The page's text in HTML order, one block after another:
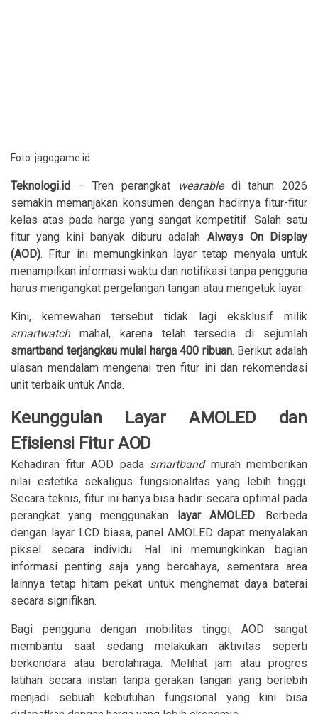
Foto: jagogame.id
Teknologi.id – Tren perangkat wearabledi tahun 2026
semakin memanjakan konsumen dengan hadirnya fitur-fitur
kelas atas pada harga yang sangat kompetitif. Salah satu
fitur yang kini banyak diburu adalah Always On Display
(AOD). Fitur ini memungkinkan layar tetap menyala untuk
menampilkan informasi waktu dan notifikasi tanpa pengguna
harus mengangkat pergelangan tangan atau mengetuk layar.
Kini, kemewahan tersebut tidak lagi eksklusif milik
smartwatchmahal, karena telah tersedia di sejumlah
smartband terjangkau mulai harga 400 ribuan. Berikut adalah
ulasan mendalam mengenai tren fitur ini dan rekomendasi
unit terbaik untuk Anda.
Keunggulan Layar AMOLED dan
Efisiensi Fitur AOD
Kehadiran fitur AOD pada smartbandmurah memberikan
nilai estetika sekaligus fungsionalitas yang lebih tinggi.
Secara teknis, fitur ini hanya bisa hadir secara optimal pada
perangkat yang menggunakan
layar AMOLED. Berbeda
dengan layar LCD biasa, panel AMOLED dapat menyalakan
piksel secara individu. Hal ini memungkinkan bagian
informasi penting saja yang bercahaya, sementara area
lainnya tetap hitam pekat untuk menghemat daya baterai
secara signifikan.
Bagi pengguna dengan mobilitas tinggi, AOD sangat
membantu saat sedang melakukan aktivitas seperti
berkendara atau berolahraga. Melihat jam atau progres
latihan secara instan tanpa gerakan tangan yang berlebih
menjadi sebuah kebutuhan fungsional yang kini bisa